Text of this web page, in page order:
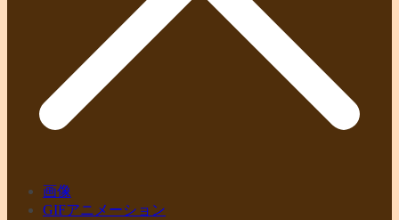
画像
GIFアニメーション